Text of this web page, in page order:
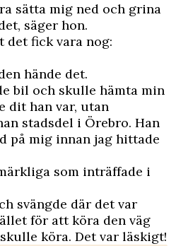
sätta mig ned och grina
säger hon.
fick vara nog:
hände det.
bil och skulle hämta min
dit han var, utan
stadsdel i Örebro. Han
på mig innan jag hittade
som inträffade i
svängde där det var
för att köra den väg
köra. Det var läskigt!